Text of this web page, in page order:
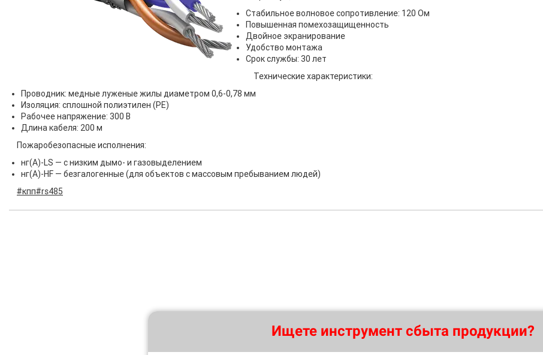
Стабильное волновое сопротивление: 120 Ом
Повышенная помехозащищенность
Двойное экранирование
Удобство монтажа
Срок службы: 30 лет
Технические характеристики:
Проводник: медные луженые жилы диаметром 0,6-0,78 мм
Изоляция: сплошной полиэтилен (PE)
Рабочее напряжение: 300 В
Длина кабеля: 200 м
Пожаробезопасные исполнения:
нг(А)-LS — с низким дымо- и газовыделением
нг(А)-HF — безгалогенные (для объектов с массовым пребыванием людей)
#кпп#rs485
Ищете инструмент сбыта продукции?